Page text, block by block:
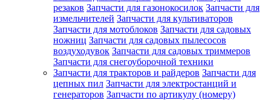
резаков Запчасти для газонокосилок Запчасти для
измельчителей Запчасти для культиваторов
Запчасти для мотоблоков Запчасти для садовых
ножниц Запчасти для садовых пылесосов
воздуходувок Запчасти для садовых триммеров
Запчасти для снегоуборочной техники
Запчасти для тракторов и райдеров Запчасти для
цепных пил Запчасти для электростанций и
генераторов Запчасти по артикулу (номеру)